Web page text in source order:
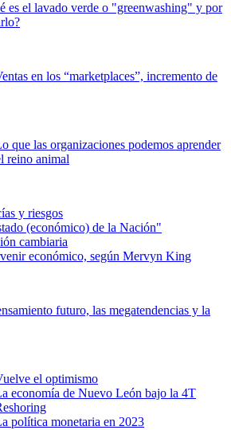
es el lavado verde o "greenwashing" y por
en los “marketplaces”, incremento de
que las organizaciones podemos aprender
reino animal
y riesgos
(económico) de la Nación"
cambiaria
económico, según Mervyn King
futuro, las megatendencias y la
el optimismo
economía de Nuevo León bajo la 4T
política monetaria en 2023